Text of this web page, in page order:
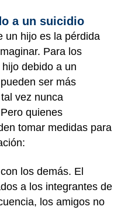
a un suicidio
un hijo es la pérdida
Para los
debido a un
ser más
vez nunca
quienes
tomar medidas para
los demás. El
a los integrantes de
los amigos no